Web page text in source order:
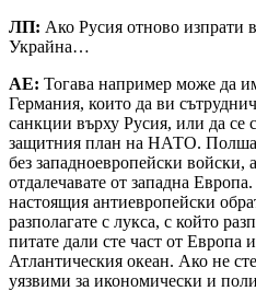
ЛП: Ако Русия отново изпрати
Украйна…
АЕ: Тогава например може да
Германия, които да ви
санкции върху Русия, или да се
защитния план на НАТО. Полша
без западноевропейски войски,
отдалечавате от западна
настоящия антиевропейски
разполагате с лукса, с който
питате дали сте част от Европа
Атлантическия океан. Ако не
уязвими за икономически и